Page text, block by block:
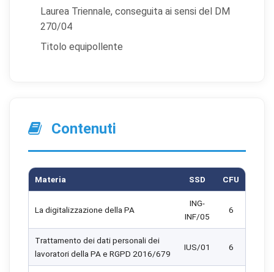
Laurea Triennale, conseguita ai sensi del DM
270/04
Titolo equipollente
Contenuti
Materia SSD CFU
La digitalizzazione della PA
ING-
INF/05
6
Trattamento dei dati personali dei
lavoratori della PA e RGPD 2016/679
IUS/01 6